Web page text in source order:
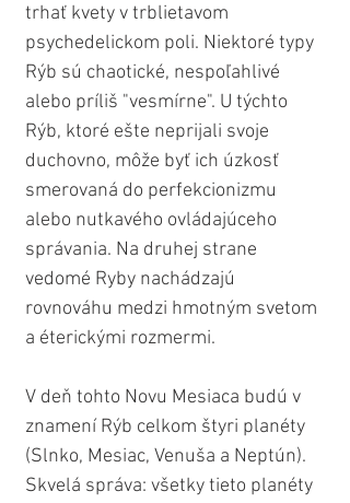
trhať kvety v trblietavom
psychedelickom poli. Niektoré typy
Rýb sú chaotické, nespoľahlivé
alebo príliš "vesmírne". U týchto
Rýb, ktoré ešte neprijali svoje
duchovno, môže byť ich úzkosť
smerovaná do perfekcionizmu
alebo nutkavého ovládajúceho
správania. Na druhej strane
vedomé Ryby nachádzajú
rovnováhu medzi hmotným svetom
a éterickými rozmermi.
V deň tohto Novu Mesiaca budú v
znamení Rýb celkom štyri planéty
(Slnko, Mesiac, Venuša a Neptún).
Skvelá správa: všetky tieto planéty